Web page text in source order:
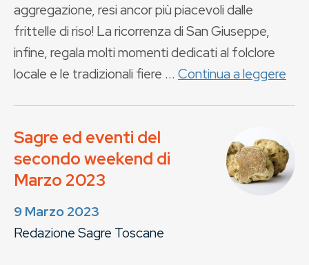
aggregazione, resi ancor più piacevoli dalle
frittelle di riso! La ricorrenza di San Giuseppe,
infine, regala molti momenti dedicati al folclore
locale e le tradizionali fiere ... Continua a leggere
Sagre ed eventi del
secondo weekend di
Marzo 2023
9 Marzo 2023
Redazione Sagre Toscane